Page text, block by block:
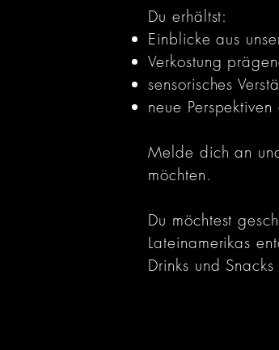
Du erhältst:
Einblicke aus
Verkostung
sensorisches
neue
Melde dich an
möchten.
Du möchtest
Lateinamerikas
Drinks und